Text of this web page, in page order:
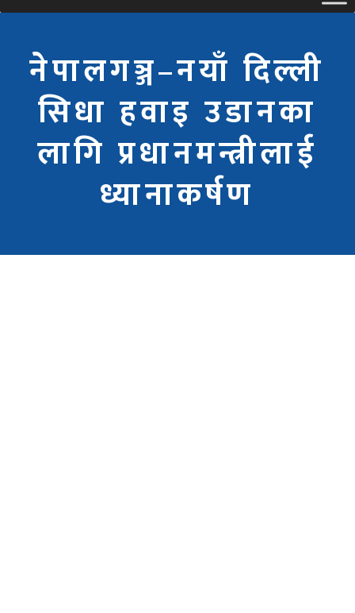
नेपालगञ्ज–नयाँ दिल्ली
सिधा हवाइ उडानका
लागि प्रधानमन्त्रीलाई
ध्यानाकर्षण